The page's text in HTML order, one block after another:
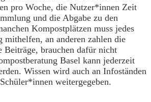
pro Woche, die Nutzer*innen Zeit
und die Abgabe zu den
Kompostplätzen muss jedes
an anderen zahlen die
brauchen dafür nicht
Basel kann jederzeit
Wissen wird auch an Infoständen
weitergegeben.